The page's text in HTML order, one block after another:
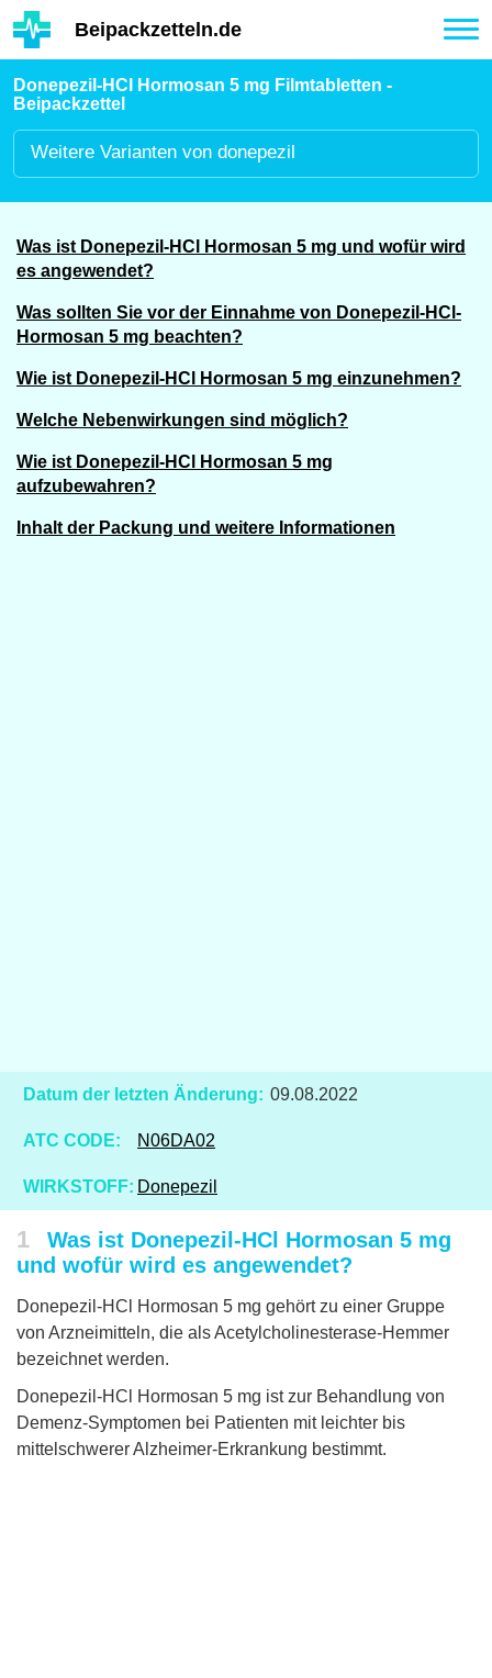
Hauptinhalt
Beipackzetteln.de
Donepezil-HCI Hormosan 5 mg Filmtabletten -
Beipackzettel
Weitere Varianten von donepezil
Was ist Donepezil-HCl Hormosan 5 mg und wofür wird
es angewendet?
Was sollten Sie vor der Einnahme von Donepezil-HCl-
Hormosan 5 mg beachten?
Wie ist Donepezil-HCl Hormosan 5 mg einzunehmen?
Welche Nebenwirkungen sind möglich?
Wie ist Donepezil-HCl Hormosan 5 mg
aufzubewahren?
Inhalt der Packung und weitere Informationen
Datum der letzten Änderung: 09.08.2022
ATC CODE: N06DA02
WIRKSTOFF: Donepezil
1
Was ist Donepezil-HCl Hormosan 5 mg
und wofür wird es angewendet?
Donepezil-HCl Hormosan 5 mg gehört zu einer Gruppe
von Arzneimitteln, die als Acetylcholinesterase-Hemmer
bezeichnet werden.
Donepezil-HCl Hormosan 5 mg ist zur Behandlung von
Demenz-Symptomen bei Patienten mit leichter bis
mittelschwerer Alzheimer-Erkrankung bestimmt.